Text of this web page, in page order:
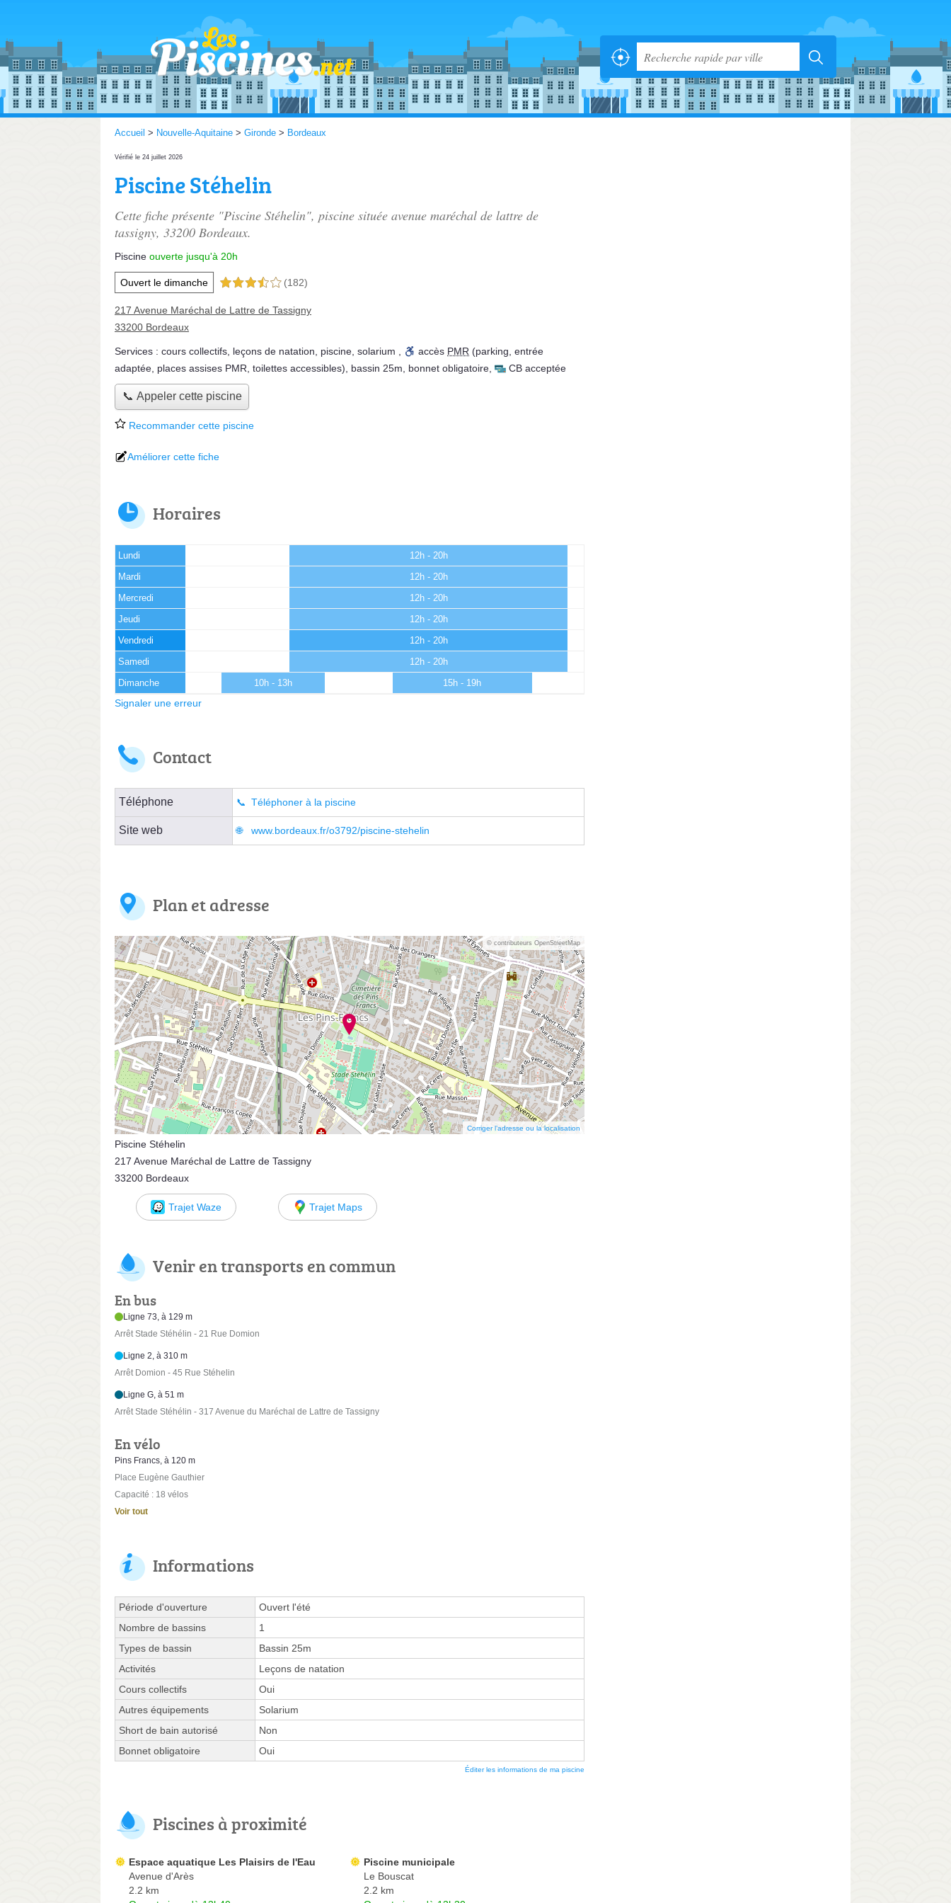
Accueil > Nouvelle-Aquitaine > Gironde > Bordeaux
Vérifié le 24 juillet 2026
Piscine Stéhelin
Cette fiche présente "Piscine Stéhelin", piscine située avenue maréchal de lattre de
tassigny, 33200 Bordeaux.
Piscine ouverte jusqu'à 20h
Ouvert le dimanche 3,5 étoiles sur 5 (182)
217 Avenue Maréchal de Lattre de Tassigny
33200 Bordeaux
Services : cours collectifs leçons de natation piscine solarium accès PMR (parking, entrée
adaptée, places assises PMR, toilettes accessibles)
bassin 25m bonnet obligatoire CB acceptée
📞 Appeler cette piscine
Recommander cette piscine
Améliorer cette fiche
Horaires
Lundi 12h - 20h
Mardi 12h - 20h
Mercredi 12h - 20h
Jeudi 12h - 20h
Vendredi 12h - 20h
Samedi 12h - 20h
Dimanche 10h - 13h 15h - 19h
Signaler une erreur
Contact
Téléphone Téléphoner à la piscine
Site web www.bordeaux.fr/o3792/piscine-stehelin
Plan et adresse
© contributeurs OpenStreetMap
Corriger l’adresse ou la localisation
Piscine Stéhelin
217 Avenue Maréchal de Lattre de Tassigny
33200 Bordeaux
Trajet Waze Trajet Maps
Venir en transports en commun
En bus
Ligne 73, à 129 m
Arrêt Stade Stéhélin - 21 Rue Domion
Ligne 2, à 310 m
Arrêt Domion - 45 Rue Stéhelin
Ligne G, à 51 m
Arrêt Stade Stéhélin - 317 Avenue du Maréchal de Lattre de Tassigny
En vélo
Pins Francs, à 120 m
Place Eugène Gauthier
Capacité : 18 vélos
Voir tout
Informations
Période d'ouverture
Ouvert l'été
Nombre de bassins
1
Types de bassin
Bassin 25m
Activités
Leçons de natation
Cours collectifs
Oui
Autres équipements
Solarium
Short de bain autorisé
Non
Bonnet obligatoire
Oui
Éditer les informations de ma piscine
Piscines à proximité
Espace aquatique Les Plaisirs de l'Eau
Avenue d'Arès
2.2 km
Piscine municipale
Le Bouscat
2.2 km